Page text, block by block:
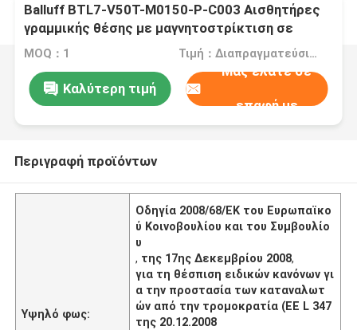
Balluff BTL7-V50T-M0150-P-C003 Αισθητήρες
γραμμικής θέσης με μαγνητοστρίκτιση σε
σχεδιασμό προφίλ
MOQ：1 Τιμή：Διαπραγματεύσιμα
Καλύτερη τιμή
Μας ελάτε σε
επαφή με
Περιγραφή προϊόντων
Υψηλό φως:
Οδηγία 2008/68/ΕΚ του Ευρωπαϊκο
ύ Κοινοβουλίου και του Συμβουλίο
υ
, της 17ης Δεκεμβρίου 2008,
για τη θέσπιση ειδικών κανόνων γι
α την προστασία των καταναλωτ
ών από την τρομοκρατία (ΕΕ L 347
της 20.12.2008